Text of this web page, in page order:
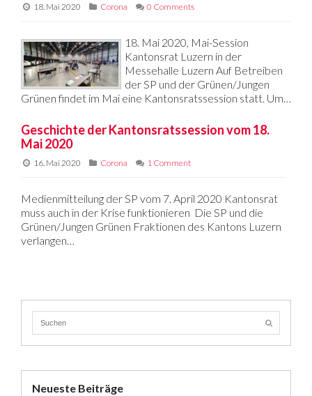
18. Mai 2020 Corona 0 Comments
18. Mai 2020, Mai-Session
Kantonsrat Luzern in der
Messehalle Luzern Auf Betreiben
der SP und der Grünen/Jungen
Grünen findet im Mai eine Kantonsratssession statt. Um…
Geschichte der Kantonsratssession vom 18.
Mai 2020
16. Mai 2020 Corona 1 Comment
Medienmitteilung der SP vom 7. April 2020 Kantonsrat
muss auch in der Krise funktionieren Die SP und die
Grünen/Jungen Grünen Fraktionen des Kantons Luzern
verlangen…
Neueste Beiträge